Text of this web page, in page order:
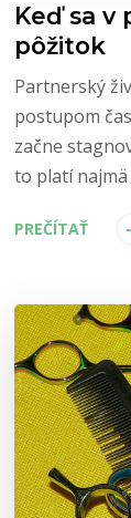
Keď sa v
pôžitok
Partnerský
postupom
začne
to platí najmä
PREČÍTAŤ